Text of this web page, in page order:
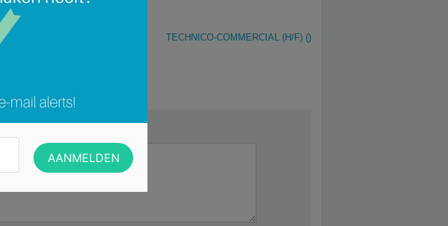
TECHNICO-COMMERCIAL (H/F) ()
()
velden zijn gemarkeerd met *